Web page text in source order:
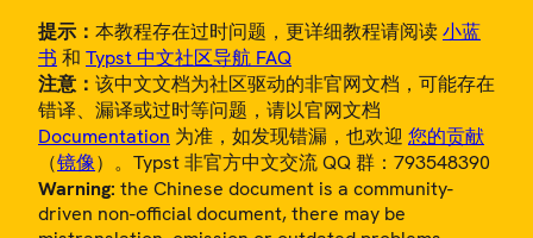
提示： 本教程存在过时问题，更详细教程请阅读小蓝
书 和 Typst 中文社区导航 FAQ
注意： 该中文文档为社区驱动的非官网文档，可能存在
错译、漏译或过时等问题，请以官网文档
Documentation 为准，如发现错漏，也欢迎 您的贡献
（镜像）。Typst 非官方中文交流 QQ 群：793548390
Warning: the Chinese document is a community-
driven non-official document, there may be
概览